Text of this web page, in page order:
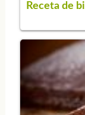
Receta de